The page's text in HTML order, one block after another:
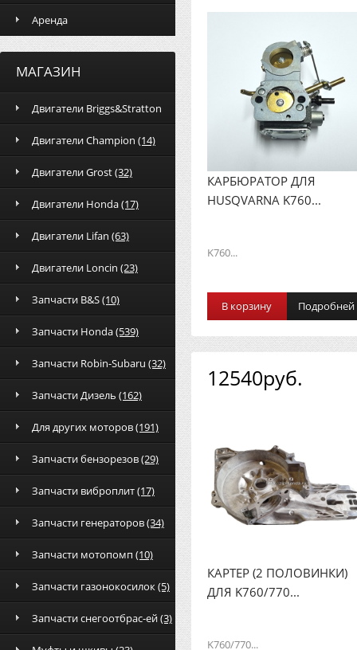
Аренда
МАГАЗИН
Двигатели Briggs&Stratton
Двигатели Champion (14)
Двигатели Grost(32)
Двигатели Honda(17)
Двигатели Lifan (63)
Двигатели Loncin (23)
Запчасти B&S(10)
Запчасти Honda(539)
Запчасти Robin-Subaru (32)
Запчасти Дизель (162)
Для других моторов(191)
Запчасти бензорезов(29)
Запчасти виброплит(17)
Запчасти генераторов(34)
Запчасти мотопомп (10)
Запчасти газонокосилок(5)
Запчасти снегоотбрас-ей(3)
КАРБЮРАТОР ДЛЯ
HUSQVARNA K760...
K760...
В корзину Подробней
12540руб.
КАРТЕР (2 ПОЛОВИНКИ)
ДЛЯ K760/770...
K760/770...